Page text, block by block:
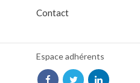
Contact
Espace adhérents